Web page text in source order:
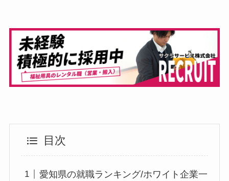
目次
愛知県の就職ランキング/ホワイト企業一